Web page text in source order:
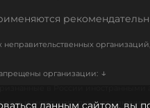
организации: ↓
и международных,
данным сайтом, вы